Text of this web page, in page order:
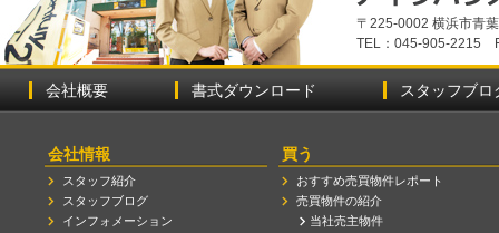
〒225-0002 横浜市青
TEL：045-905-2215
会社概要 書式ダウンロード スタッフブロ
会社情報
スタッフ紹介
スタッフブログ
インフォメーション
買う
おすすめ売買物件レポート
売買物件の紹介
当社売主物件